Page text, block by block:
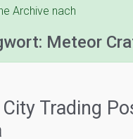
Archive nach
Meteor
Trading